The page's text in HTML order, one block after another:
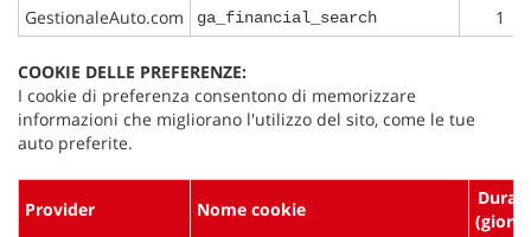
GestionaleAuto.com
ga_financial_search 1
COOKIE DELLE PREFERENZE:
I cookie di preferenza consentono di memorizzare
informazioni che migliorano l'utilizzo del sito, come le tue
auto preferite.
Provider Nome cookie